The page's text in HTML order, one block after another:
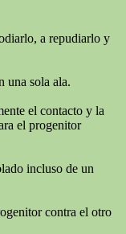
a repudiarlo y
una sola ala.
el contacto y la
el progenitor
incluso de un
contra el otro